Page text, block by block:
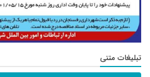
تبلیغات متنی